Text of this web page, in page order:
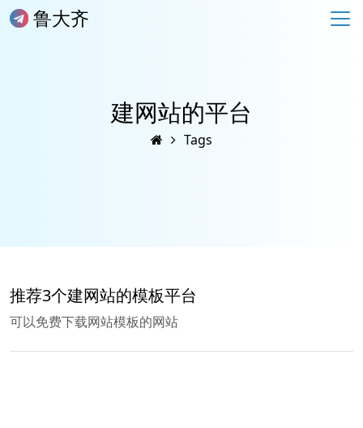
鲁大齐
建网站的平台
Tags
推荐3个建网站的模板平台
可以免费下载网站模板的网站